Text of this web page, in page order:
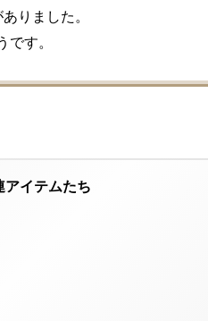
りました。
す。